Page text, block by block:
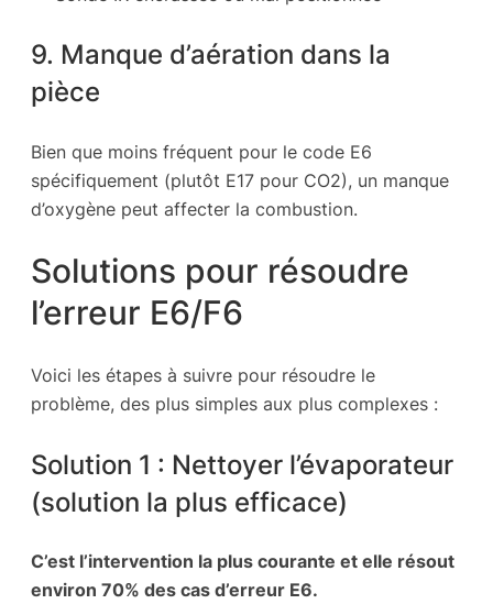
9. Manque d’aération dans la
pièce
Bien que moins fréquent pour le code E6
spécifiquement (plutôt E17 pour CO2), un manque
d’oxygène peut affecter la combustion.
Solutions pour résoudre
l’erreur E6/F6
Voici les étapes à suivre pour résoudre le
problème, des plus simples aux plus complexes :
Solution 1 : Nettoyer l’évaporateur
(solution la plus efficace)
C’est l’intervention la plus courante et elle résout
environ 70% des cas d’erreur E6.